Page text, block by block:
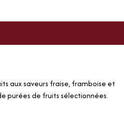
aux saveurs fraise, framboise et
purées de fruits sélectionnées.